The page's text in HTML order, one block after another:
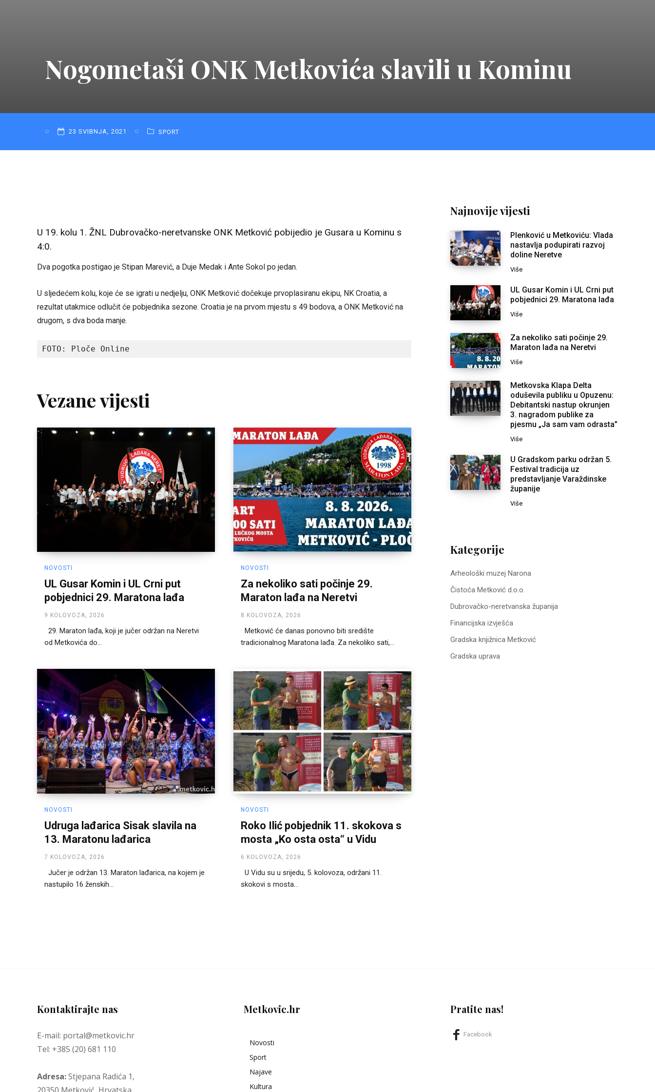
Nogometaši ONK Metkovića slavili u Kominu
23 SVIBNJA, 2021 SPORT
U 19. kolu 1. ŽNL Dubrovačko-neretvanske ONK Metković pobijedio je Gusara u Kominu s
4:0.
Dva pogotka postigao je Stipan Marević, a Duje Medak i Ante Sokol po jedan.
U sljedećem kolu, koje će se igrati u nedjelju, ONK Metković dočekuje prvoplasiranu ekipu, NK Croatia, a
rezultat utakmice odlučit će pobjednika sezone. Croatia je na prvom mjestu s 49 bodova, a ONK Metković na
drugom, s dva boda manje.
FOTO: Ploče Online
Vezane vijesti
NOVOSTI
UL Gusar Komin i UL Crni put
pobjednici 29. Maratona lađa
9 KOLOVOZA, 2026
od Metkovića do...
NOVOSTI
Za nekoliko sati počinje 29.
Maraton lađa na Neretvi
8 KOLOVOZA, 2026
Metković će danas ponovno biti središte
tradicionalnog Maratona lađa. Za nekoliko sati,...
NOVOSTI
Udruga lađarica Sisak slavila na
13. Maratonu lađarica
7 KOLOVOZA, 2026
Jučer je održan 13. Maraton lađarica, na kojem je
nastupilo 16 ženskih...
NOVOSTI
Roko Ilić pobjednik 11. skokova s
mosta „Ko osta osta“ u Vidu
6 KOLOVOZA, 2026
U Vidu su u srijedu, 5. kolovoza, održani 11.
skokovi s mosta...
Najnovije vijesti
Plenković u Metkoviću: Vlada
nastavlja podupirati razvoj
doline Neretve
Više
UL Gusar Komin i UL Crni put
pobjednici 29. Maratona lađa
Više
Za nekoliko sati počinje 29.
Maraton lađa na Neretvi
Više
Metkovska Klapa Delta
oduševila publiku u Opuzenu:
Debitantski nastup okrunjen
3. nagradom publike za
pjesmu „Ja sam vam odrasta”
Više
U Gradskom parku održan 5.
Festival tradicija uz
predstavljanje Varaždinske
županije
Više
Kategorije
Arheološki muzej Narona
Čistoća Metković d.o.o.
Dubrovačko-neretvanska županija
Financijska izvješća
Gradska knjižnica Metković
Gradska uprava
Kontaktirajte nas
E-mail: portal@metkovic.hr
Tel: +385 (20) 681 110
Adresa:Stjepana Radića 1,
Metkovic.hr
Novosti
Sport
Najave
Kultura
Pratite nas!
Facebook